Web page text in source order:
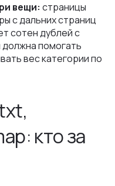
вещи: страницы
с дальних страниц
сотен дублей с
помогать
вес категории по
кто за